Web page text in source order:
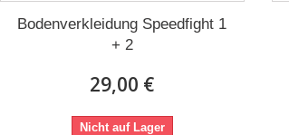
Bodenverkleidung Speedfight 1
+ 2
29,00 €
Nicht auf Lager